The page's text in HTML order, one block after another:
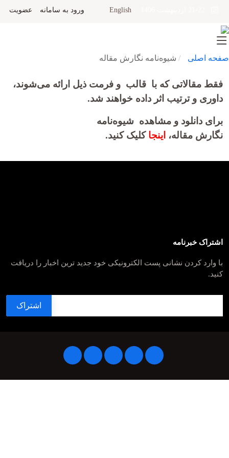
English ورود به سامانه عضویت
صفحه اصلی شیوه‌نامه نگارش مقاله
فقط مقالاتی که با قالب و فرمت ذیل ارائه می‌شوند،
داوری و ترتیب اثر داده خواهند شد.
برای دانلود و مشاهده شیوه‌نامه
نگارش مقاله، اینجا کلیک کنید.
اشتراک خبرنامه
با وارد کردن نشانی پست الکترونیکی خود جدید ترین اخبار را دریافت
کنید.